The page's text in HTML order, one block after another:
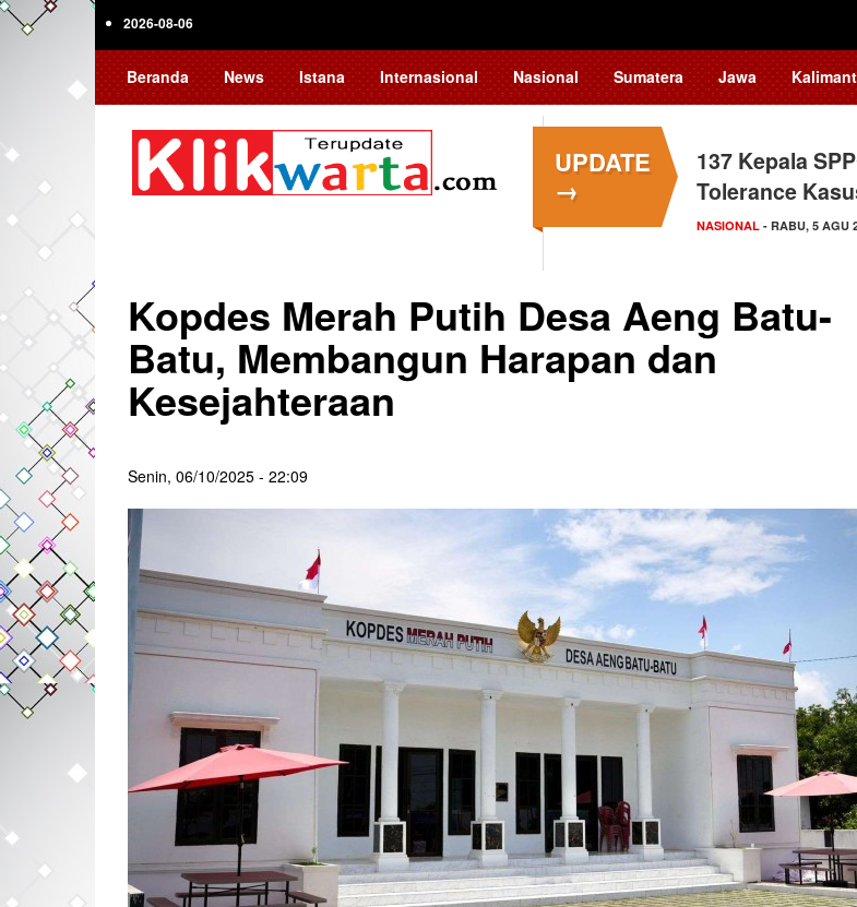
Skip
2026-08-06
Beranda News Istana Internasional Nasional Sumatera Jawa
UPDATE
→
137 Kepala
Tolerance
NASIONAL - RABU, 5 AGU
Kopdes Merah Putih Desa Aeng Batu-
Batu, Membangun Harapan dan
Kesejahteraan
Senin, 06/10/2025 - 22:09